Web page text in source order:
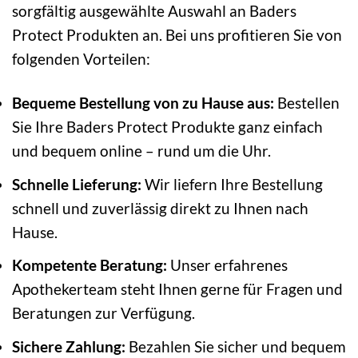
sorgfältig ausgewählte Auswahl an Baders
Protect Produkten an. Bei uns profitieren Sie von
folgenden Vorteilen:
Bequeme Bestellung von zu Hause aus: Bestellen
Sie Ihre Baders Protect Produkte ganz einfach
und bequem online – rund um die Uhr.
Schnelle Lieferung: Wir liefern Ihre Bestellung
schnell und zuverlässig direkt zu Ihnen nach
Hause.
Kompetente Beratung: Unser erfahrenes
Apothekerteam steht Ihnen gerne für Fragen und
Beratungen zur Verfügung.
Sichere Zahlung: Bezahlen Sie sicher und bequem